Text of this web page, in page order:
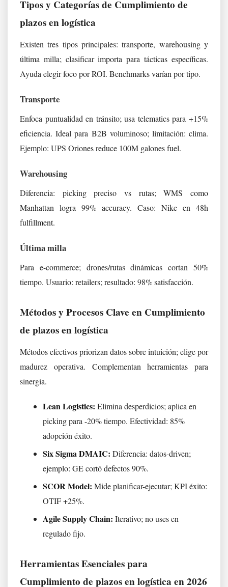
Tipos y Categorías de Cumplimiento de
plazos en logística
Existen tres tipos principales: transporte, warehousing y
última milla; clasificar importa para tácticas específicas.
Ayuda elegir foco por ROI. Benchmarks varían por tipo.
Transporte
Enfoca puntualidad en tránsito; usa telematics para +15%
eficiencia. Ideal para B2B voluminoso; limitación: clima.
Ejemplo: UPS Oriones reduce 100M galones fuel.
Warehousing
Diferencia: picking preciso vs rutas; WMS como
Manhattan logra 99% accuracy. Caso: Nike en 48h
fulfillment.
Última milla
Para e-commerce; drones/rutas dinámicas cortan 50%
tiempo. Usuario: retailers; resultado: 98% satisfacción.
Métodos y Procesos Clave en Cumplimiento
de plazos en logística
Métodos efectivos priorizan datos sobre intuición; elige por
madurez operativa. Complementan herramientas para
sinergia.
Lean Logistics: Elimina desperdicios; aplica en
picking para -20% tiempo. Efectividad: 85%
adopción éxito.
Six Sigma DMAIC: Diferencia: datos-driven;
ejemplo: GE cortó defectos 90%.
SCOR Model: Mide planificar-ejecutar; KPI éxito:
OTIF +25%.
Agile Supply Chain: Iterativo; no uses en
regulado fijo.
Herramientas Esenciales para
Cumplimiento de plazos en logística en 2026